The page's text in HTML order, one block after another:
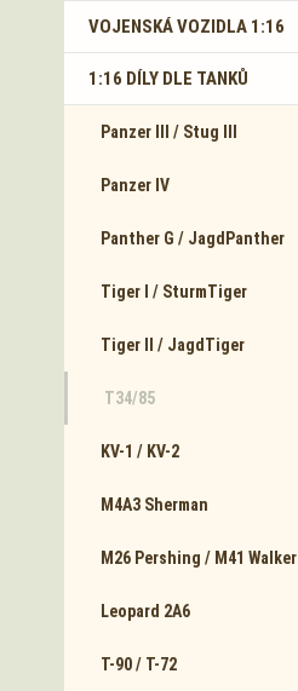
VOJENSKÁ VOZIDLA 1:16
1:16 DÍLY DLE TANKŮ
Panzer III / Stug III
Panzer IV
Panther G / JagdPanther
Tiger I / SturmTiger
Tiger II / JagdTiger
T34/85
KV-1 / KV-2
M4A3 Sherman
M26 Pershing / M41 Walker
Leopard 2A6
T-90 / T-72